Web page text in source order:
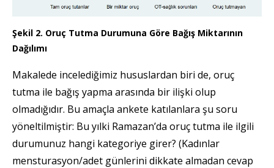
Şekil 2. Oruç Tutma Durumuna Göre Bağış Miktarının
Dağılımı
Makalede incelediğimiz hususlardan biri de, oruç
tutma ile bağış yapma arasında bir ilişki olup
olmadığıdır. Bu amaçla ankete katılanlara şu soru
yöneltilmiştir: Bu yılki Ramazan’da oruç tutma ile ilgili
durumunuz hangi kategoriye girer? (Kadınlar
mensturasyon/adet günlerini dikkate almadan cevap